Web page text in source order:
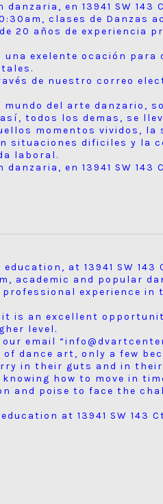
en 13941 SW 143
clases de Danzas
20 años de experiencia
exelente ocación para
de nuestro correo
del arte danzario,
todos los demas, se
momentos vividos, la
situaciones dificiles y la
laboral.
en 13941 SW 143
at 13941 SW 143
academic and popular
experience in
it is an excellent
level.
email
dance art, only a few
in their guts and in
how to move in
and poise to face the
at 13941 SW 143